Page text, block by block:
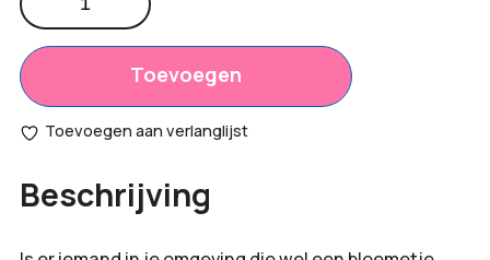
Productprijs:
Totaal
opties:
€0,00
totaal:
Een
bloemetje
voor
jou
190
gram
Toevoegen
Toevoegen aan verlanglijst
Beschrijving